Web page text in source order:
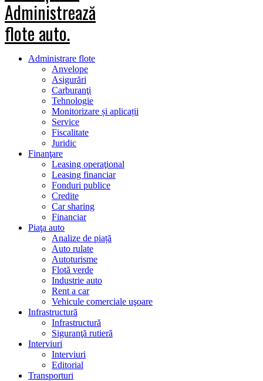
Administrare flote
Anvelope
Asigurări
Carburanţi
Tehnologie
Monitorizare și aplicații
Service
Fiscalitate
Juridic
Finanţare
Leasing operaţional
Leasing financiar
Fonduri publice
Credite
Car sharing
Financiar
Piaţa auto
Analize de piață
Auto rulate
Autoturisme
Flotă verde
Industrie auto
Rent a car
Vehicule comerciale uşoare
Infrastructură
Infrastructură
Siguranţă rutieră
Interviuri
Interviuri
Editorial
Transporturi